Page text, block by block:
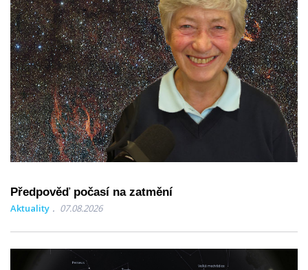
Předpověď počasí na zatmění
Aktuality 07.08.2026